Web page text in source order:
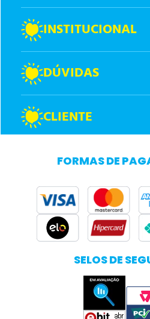
INSTITUCIONAL
DÚVIDAS
CLIENTE
FORMAS DE
SELOS DE